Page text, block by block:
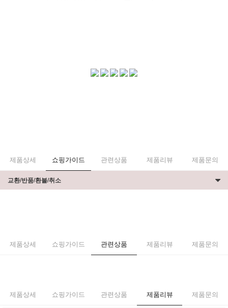
제품상세 쇼핑가이드 관련상품 제품리뷰 제품문의
교환/반품/환불/취소
제품상세 쇼핑가이드 관련상품 제품리뷰 제품문의
제품상세 쇼핑가이드 관련상품 제품리뷰 제품문의